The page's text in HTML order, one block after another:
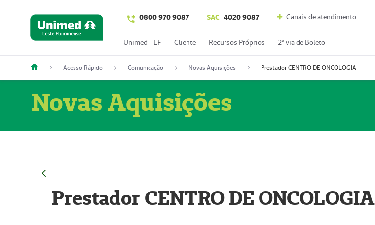
0800 970 9087 SAC 4020 9087 Canais de atendimento
Unimed - LF Cliente Recursos Próprios 2º via de Boleto
Acesso Rápido Comunicação Novas Aquisições Prestador CENTRO DE ONCOLOGIA
Novas Aquisições
Prestador CENTRO DE ONCOLOGIA